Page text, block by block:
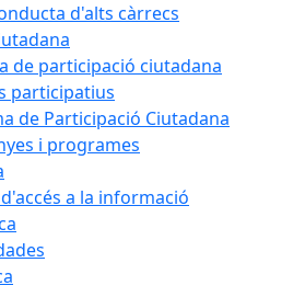
d'alts càrrecs
de participació ciutadana
participatius
de Participació Ciutadana
i programes
d'accés a la informació